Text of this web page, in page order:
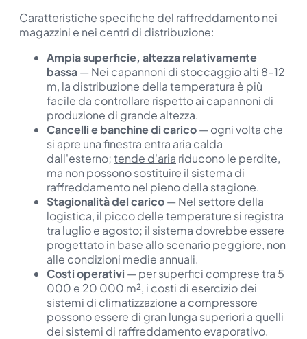
Caratteristiche specifiche del raffreddamento nei
magazzini e nei centri di distribuzione:
Ampia superficie, altezza relativamente
bassa— Nei capannoni di stoccaggio alti 8–12
m, la distribuzione della temperatura è più
facile da controllare rispetto ai capannoni di
produzione di grande altezza.
Cancelli e banchine di carico— ogni volta che
si apre una finestra entra aria calda
dall'esterno;tende d'aria riducono le perdite,
ma non possono sostituire il sistema di
raffreddamento nel pieno della stagione.
Stagionalità del carico— Nel settore della
logistica, il picco delle temperature si registra
tra luglio e agosto; il sistema dovrebbe essere
progettato in base allo scenario peggiore, non
alle condizioni medie annuali.
Costi operativi — per superfici comprese tra 5
000 e 20 000 m², i costi di esercizio dei
sistemi di climatizzazione a compressore
possono essere di gran lunga superiori a quelli
dei sistemi di raffreddamento evaporativo.